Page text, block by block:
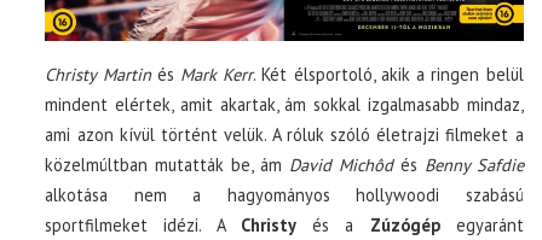
Christy Martinés Mark Kerr. Két élsportoló, akik a ringen belül
mindent elértek, amit akartak, ám sokkal izgalmasabb mindaz,
ami azon kívül történt velük. A róluk szóló életrajzi filmeket a
közelmúltban mutatták be, ám David Michôdés Benny Safdie
alkotása nem a hagyományos hollywoodi szabású
sportfilmeket idézi. A Christy és a Zúzógépegyaránt